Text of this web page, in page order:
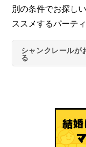
別の条件でお探し
ススメするパーテ
シャンクレールが
る